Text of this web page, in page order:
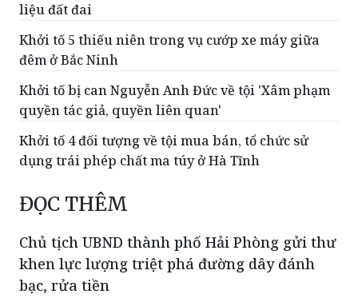
liệu đất đai
Khởi tố 5 thiếu niên trong vụ cướp xe máy giữa
đêm ở Bắc Ninh
Khởi tố bị can Nguyễn Anh Đức về tội 'Xâm phạm
quyền tác giả, quyền liên quan'
Khởi tố 4 đối tượng về tội mua bán, tổ chức sử
dụng trái phép chất ma túy ở Hà Tĩnh
ĐỌC THÊM
Chủ tịch UBND thành phố Hải Phòng gửi thư
khen lực lượng triệt phá đường dây đánh
bạc, rửa tiền